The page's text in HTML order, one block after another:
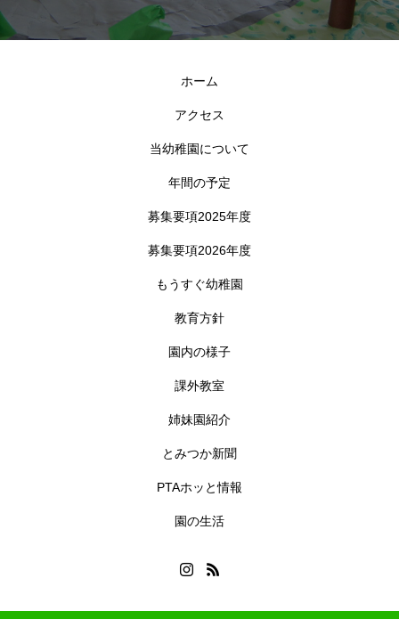
ホーム
アクセス
当幼稚園について
年間の予定
募集要項2025年度
募集要項2026年度
もうすぐ幼稚園
教育方針
園内の様子
課外教室
姉妹園紹介
とみつか新聞
PTAホッと情報
園の生活